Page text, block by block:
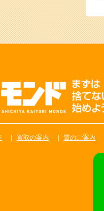
買取の案内 質のご案内